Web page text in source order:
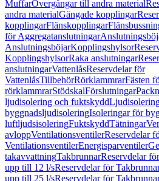
MuffarÖvergångar till andra material
andra materialGängade kopplingar
kopplingarFlänskopplingar
för Aggregatanslutningar
AnslutningsböjarKopplingshylsor
KopplingshylsorRaka anslutningar
anslutningarVattenlåsReservdelar för
VattenlåsTillbehörRörklammrarFästen
rörklammrarStödskalFörslutningar
ljudisolering och fuktskydd
byggnadsljudisoleringIsoleringar för
luftljudsisoleringFuktskyddTätningar
avloppVentilationsventilerReservdelar
VentilationsventilerEnergisparventiler
takavvattningTakbrunnarReservdelar
upp till 12 l/sReservdelar för
upp till 25 l/sReservdelar för